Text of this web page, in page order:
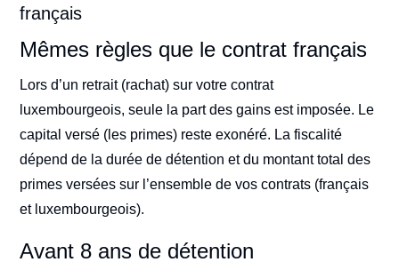
français
Mêmes règles que le contrat français
Lors d’un retrait (rachat) sur votre contrat
luxembourgeois, seule la part des gains est imposée. Le
capital versé (les primes) reste exonéré. La fiscalité
dépend de la durée de détention et du montant total des
primes versées sur l’ensemble de vos contrats (français
et luxembourgeois).
Avant 8 ans de détention